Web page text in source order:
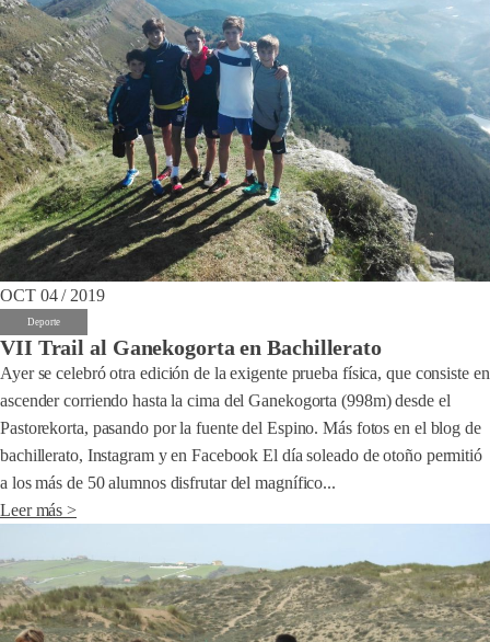
OCT 04 / 2019
Deporte
VII Trail al Ganekogorta en Bachillerato
Ayer se celebró otra edición de la exigente prueba física, que consiste en
ascender corriendo hasta la cima del Ganekogorta (998m) desde el
Pastorekorta, pasando por la fuente del Espino. Más fotos en el blog de
bachillerato, Instagram y en Facebook El día soleado de otoño permitió
a los más de 50 alumnos disfrutar del magnífico...
Leer más >